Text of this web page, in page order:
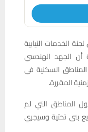
الخدمات النيابية
أن الجهد الهندسي
السكنية في
المقررة.
المناطق التي لم
بنى تحتية وسيجري